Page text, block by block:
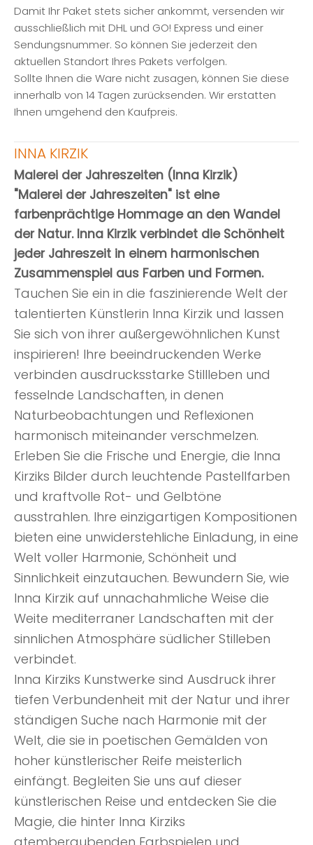
Damit Ihr Paket stets sicher ankommt, versenden wir
ausschließlich mit DHL und GO! Express und einer
Sendungsnummer. So können Sie jederzeit den
aktuellen Standort Ihres Pakets verfolgen.
Sollte Ihnen die Ware nicht zusagen, können Sie diese
innerhalb von 14 Tagen zurücksenden. Wir erstatten
Ihnen umgehend den Kaufpreis.
INNA KIRZIK
Malerei der Jahreszeiten (Inna Kirzik)
"Malerei der Jahreszeiten" ist eine
farbenprächtige Hommage an den Wandel
der Natur. Inna Kirzik verbindet die Schönheit
jeder Jahreszeit in einem harmonischen
Zusammenspiel aus Farben und Formen.
Tauchen Sie ein in die faszinierende Welt der
talentierten Künstlerin Inna Kirzik und lassen
Sie sich von ihrer außergewöhnlichen Kunst
inspirieren! Ihre beeindruckenden Werke
verbinden ausdrucksstarke Stillleben und
fesselnde Landschaften, in denen
Naturbeobachtungen und Reflexionen
harmonisch miteinander verschmelzen.
Erleben Sie die Frische und Energie, die Inna
Kirziks Bilder durch leuchtende Pastellfarben
und kraftvolle Rot- und Gelbtöne
ausstrahlen. Ihre einzigartigen Kompositionen
bieten eine unwiderstehliche Einladung, in eine
Welt voller Harmonie, Schönheit und
Sinnlichkeit einzutauchen. Bewundern Sie, wie
Inna Kirzik auf unnachahmliche Weise die
Weite mediterraner Landschaften mit der
sinnlichen Atmosphäre südlicher Stilleben
verbindet.
Inna Kirziks Kunstwerke sind Ausdruck ihrer
tiefen Verbundenheit mit der Natur und ihrer
ständigen Suche nach Harmonie mit der
Welt, die sie in poetischen Gemälden von
hoher künstlerischer Reife meisterlich
einfängt. Begleiten Sie uns auf dieser
künstlerischen Reise und entdecken Sie die
Magie, die hinter Inna Kirziks